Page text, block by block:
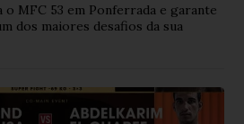
MFC 53 em Ponferrada e garante
dos maiores desafios da sua